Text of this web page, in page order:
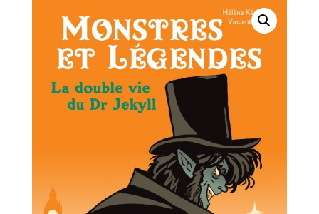
DOUBLE
CE1/CE2